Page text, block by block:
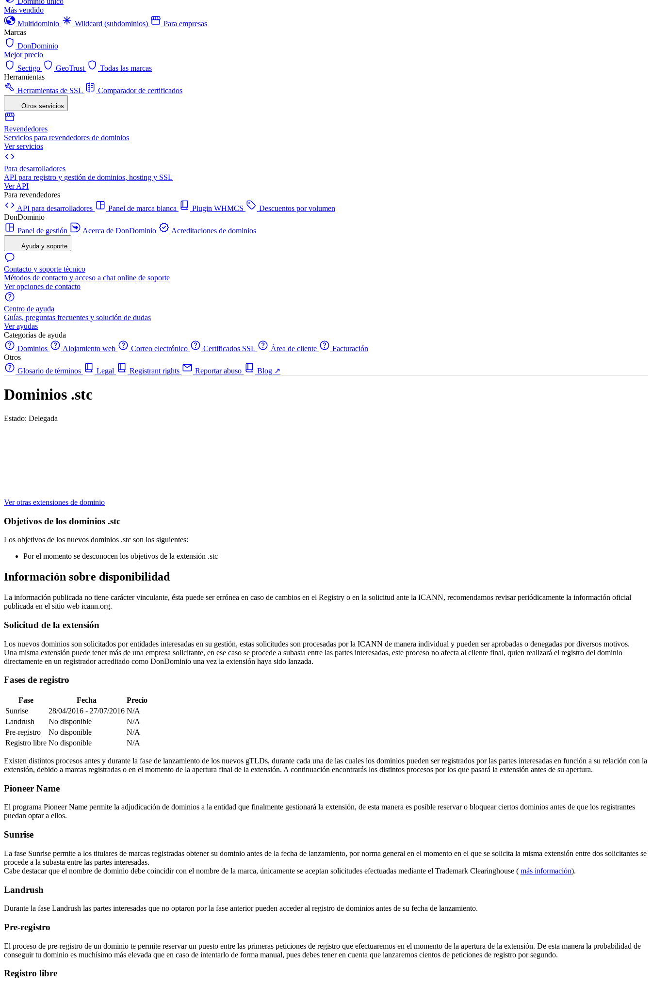
Más vendido
Multidominio
Wildcard (subdominios)
Para empresas
Marcas
DonDominio
Mejor precio
Sectigo
GeoTrust
Todas las marcas
Herramientas
Herramientas de SSL
Comparador de certificados
Otros servicios
Revendedores
Servicios para revendedores de dominios
Ver servicios
Para desarrolladores
API para registro y gestión de dominios, hosting y SSL
Ver API
Para revendedores
API para desarrolladores
Panel de marca blanca Plugin WHMCS
Descuentos por volumen
DonDominio
Panel de gestión
Acerca de DonDominio Acreditaciones de dominios
Ayuda y soporte
Contacto y soporte técnico
Métodos de contacto y acceso a chat online de soporte
Ver opciones de contacto
Centro de ayuda
Guías, preguntas frecuentes y solución de dudas
Ver ayudas
Categorías de ayuda
Dominios
Alojamiento web Correo electrónico Certificados SSL Área de cliente
Facturación
Otros
Glosario de términos
Legal Registrant rights Reportar abuso Blog ↗
Dominios .stc
Estado: Delegada
Ver otras extensiones de dominio
Objetivos de los dominios .stc
Los objetivos de los nuevos dominios .stc son los siguientes:
Por el momento se desconocen los objetivos de la extensión .stc
Información sobre disponibilidad
La información publicada no tiene carácter vinculante, ésta puede ser errónea en caso de cambios en el Registry o en la solicitud ante la ICANN, recomendamos revisar periódicamente la información oficial
publicada en el sitio web icann.org.
Solicitud de la extensión
Los nuevos dominios son solicitados por entidades interesadas en su gestión, estas solicitudes son procesadas por la ICANN de manera individual y pueden ser aprobadas o denegadas por diversos motivos.
Una misma extensión puede tener más de una empresa solicitante, en ese caso se procede a subasta entre las partes interesadas, este proceso no afecta al cliente final, quien realizará el registro del dominio
directamente en un registrador acreditado como DonDominio una vez la extensión haya sido lanzada.
Fases de registro
Fase Fecha
Precio
Sunrise
28/04/2016 - 27/07/2016 N/A
Landrush
No disponible
N/A
Pre-registro
No disponible
N/A
Registro libre No disponible N/A
Existen distintos procesos antes y durante la fase de lanzamiento de los nuevos gTLDs, durante cada una de las cuales los dominios pueden ser registrados por las partes interesadas en función a su relación con la
extensión, debido a marcas registradas o en el momento de la apertura final de la extensión. A continuación encontrarás los distintos procesos por los que pasará la extensión antes de su apertura.
Pioneer Name
El programa Pioneer Name permite la adjudicación de dominios a la entidad que finalmente gestionará la extensión, de esta manera es posible reservar o bloquear ciertos dominios antes de que los registrantes
puedan optar a ellos.
Sunrise
La fase Sunrise permite a los titulares de marcas registradas obtener su dominio antes de la fecha de lanzamiento, por norma general en el momento en el que se solicita la misma extensión entre dos solicitantes se
procede a la subasta entre las partes interesadas.
Cabe destacar que el nombre de dominio debe coincidir con el nombre de la marca, únicamente se aceptan solicitudes efectuadas mediante el Trademark Clearinghouse ( más información).
Landrush
Durante la fase Landrush las partes interesadas que no optaron por la fase anterior pueden acceder al registro de dominios antes de su fecha de lanzamiento.
Pre-registro
El proceso de pre-registro de un dominio te permite reservar un puesto entre las primeras peticiones de registro que efectuaremos en el momento de la apertura de la extensión. De esta manera la probabilidad de
conseguir tu dominio es muchísimo más elevada que en caso de intentarlo de forma manual, pues debes tener en cuenta que lanzaremos cientos de peticiones de registro por segundo.
Registro libre